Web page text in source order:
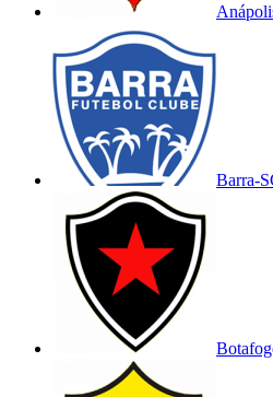
Barra-